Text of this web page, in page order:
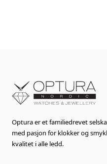
Optura er et familiedrevet
med pasjon for klokker og
kvalitet i alle ledd.